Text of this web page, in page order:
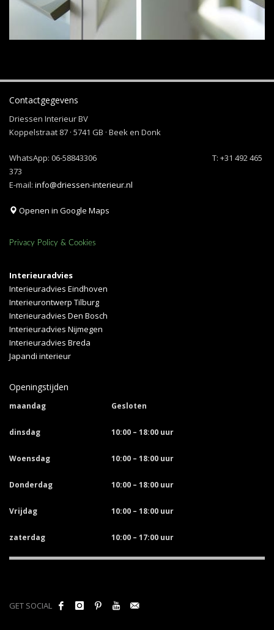
Contactgegevens
Driessen Interieur BV
Koppelstraat 87 · 5741 GB · Beek en Donk
WhatsApp: 06-58843306 T: +31 492 465
373
E-mail: info@driessen-interieur.nl
Openen in Google Maps
Privacy Policy & Cookies
Interieuradvies
Interieuradvies Eindhoven
Interieurontwerp Tilburg
Interieuradvies Den Bosch
Interieuradvies Nijmegen
Interieuradvies Breda
Japandi interieur
Openingstijden
maandag Gesloten
dinsdag 10:00 – 18:00 uur
Woensdag 10:00 – 18:00 uur
Donderdag 10:00 – 18:00 uur
Vrijdag 10:00 – 18:00 uur
zaterdag 10:00 – 17:00 uur
GET SOCIAL